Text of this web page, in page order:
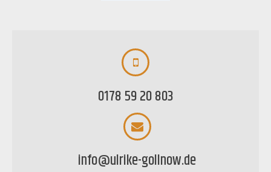
0178 59 20 803
info@ulrike-gollnow.de